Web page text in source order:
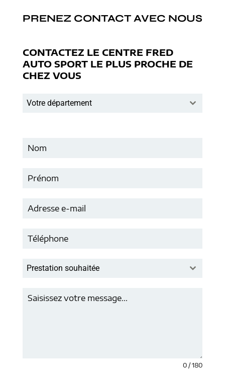
PRENEZ CONTACT AVEC NOUS
CONTACTEZ LE CENTRE FRED
AUTO SPORT LE PLUS PROCHE DE
CHEZ VOUS
Votre département
Prestation souhaitée
0 / 180